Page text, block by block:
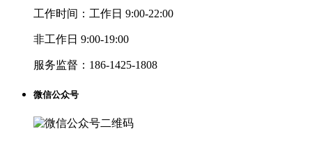
工作时间： 工作日 9:00-22:00
非工作日 9:00-19:00
服务监督： 186-1425-1808
微信公众号